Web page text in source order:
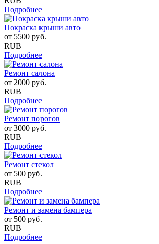
Подробнее
Покраска крыши авто
от 5500 руб.
RUB
Подробнее
Ремонт салона
от 2000 руб.
RUB
Подробнее
Ремонт порогов
от 3000 руб.
RUB
Подробнее
Ремонт стекол
от 500 руб.
RUB
Подробнее
Ремонт и замена бампера
от 500 руб.
RUB
Подробнее